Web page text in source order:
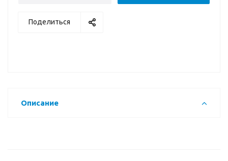
Поделиться
Описание